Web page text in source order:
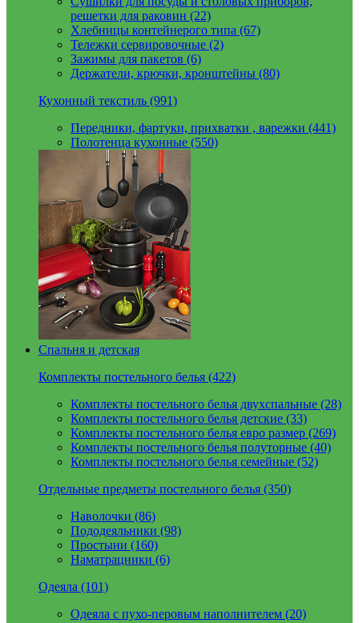
решетки для раковин (22)
Хлебницы контейнерого типа (67)
Тележки сервировочные (2)
Зажимы для пакетов (6)
Держатели, крючки, кронштейны (80)
Кухонный текстиль (991)
Передники, фартуки, прихватки , варежки (441)
Полотенца кухонные (550)
Спальня и детская
Комплекты постельного белья (422)
Комплекты постельного белья двухспальные (28)
Комплекты постельного белья детские (33)
Комплекты постельного белья евро размер (269)
Комплекты постельного белья полуторные (40)
Комплекты постельного белья семейные (52)
Отдельные предметы постельного белья (350)
Наволочки (86)
Пододеяльники (98)
Простыни (160)
Наматрацники (6)
Одеяла (101)
Одеяла с пухо-перовым наполнителем (20)